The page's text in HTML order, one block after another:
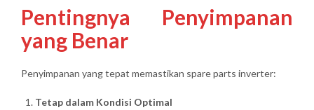
Pentingnya Penyimpanan
yang Benar
Penyimpanan yang tepat memastikan spare parts inverter:
Tetap dalam Kondisi Optimal